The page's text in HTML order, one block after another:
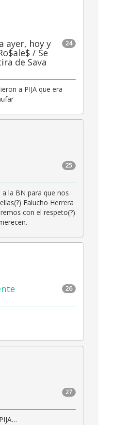
24
ayer, hoy y
/ Se
de Sava
a PIJA que era
25
a la BN para que nos
Falucho Herrera
con el respeto(?)
26
27